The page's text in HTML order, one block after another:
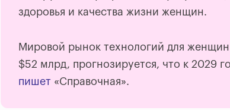
здоровья и качества жизни женщин.
Мировой рынок технологий для женщин
$52 млрд, прогнозируется, что к 2029
пишет «Справочная».